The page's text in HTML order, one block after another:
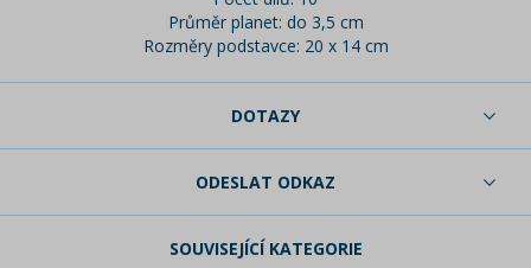
Průměr planet: do 3,5 cm
Rozměry podstavce: 20 x 14 cm
DOTAZY
ODESLAT ODKAZ
SOUVISEJÍCÍ KATEGORIE